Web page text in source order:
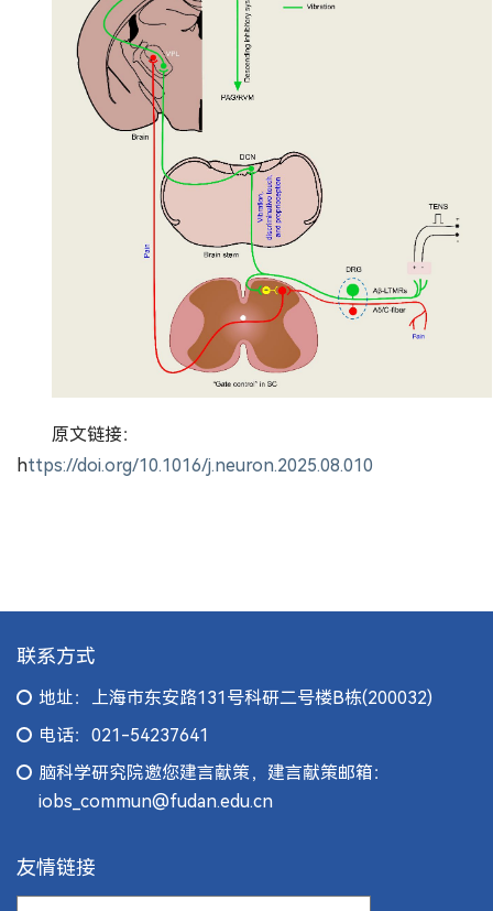
原文链接：
https://doi.org/10.1016/j.neuron.2025.08.010
联系方式
地址：上海市东安路131号科研二号楼B栋(200032)
电话：021-54237641
脑科学研究院邀您建言献策，建言献策邮箱：
iobs_commun@fudan.edu.cn
友情链接